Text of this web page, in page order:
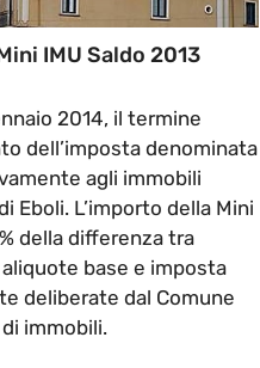
IMU Saldo 2013
2014, il termine
dell’imposta denominata
agli immobili
Eboli. L’importo della Mini
della differenza tra
base e imposta
deliberate dal Comune
immobili.